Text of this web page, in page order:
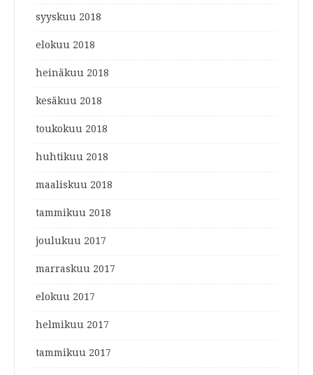
syyskuu 2018
elokuu 2018
heinäkuu 2018
kesäkuu 2018
toukokuu 2018
huhtikuu 2018
maaliskuu 2018
tammikuu 2018
joulukuu 2017
marraskuu 2017
elokuu 2017
helmikuu 2017
tammikuu 2017